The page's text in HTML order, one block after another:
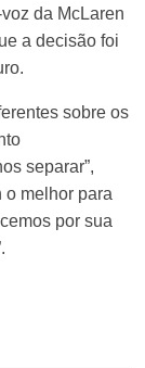
da McLaren
a decisão foi
sobre os
separar”,
o melhor para
por sua